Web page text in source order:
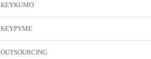
KEYKUMO
KEYPYME
OUTSOURCING